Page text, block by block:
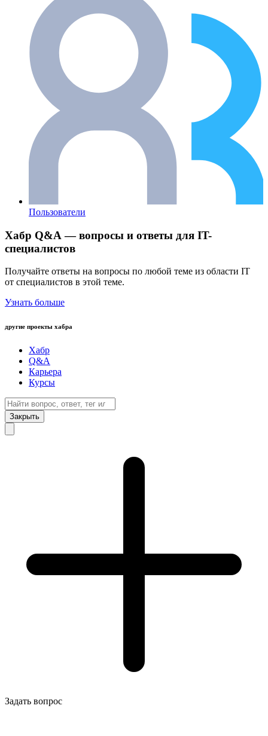
Пользователи
Хабр Q&A — вопросы и ответы для IT-
специалистов
Получайте ответы на вопросы по любой теме из области IT
от специалистов в этой теме.
Узнать больше
другие проекты хабра
Хабр
Q&A
Карьера
Курсы
Закрыть
Задать вопрос